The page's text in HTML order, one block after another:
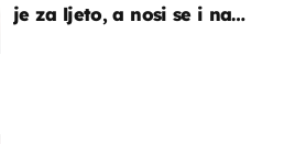
je za ljeto, a nosi se i na